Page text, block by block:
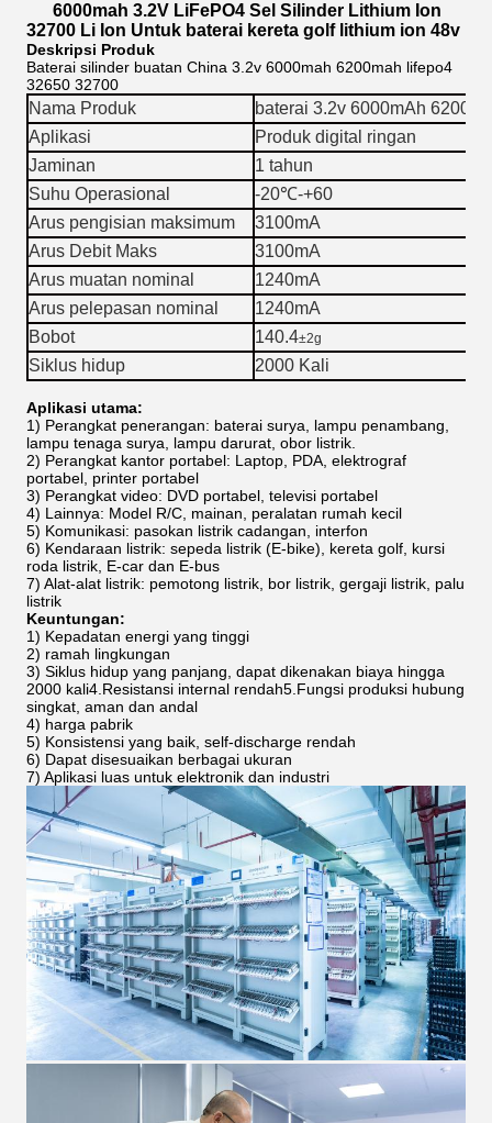
6000mah 3.2V LiFePO4 Sel Silinder Lithium Ion
32700 Li Ion Untuk baterai kereta golf lithium ion 48v
Deskripsi Produk
Baterai silinder buatan China 3.2v 6000mah 6200mah lifepo4
32650 32700
Nama Produk
baterai 3.2v 6000mAh
Aplikasi
Produk digital ringan
Jaminan
1 tahun
Suhu Operasional
-20℃-+60
Arus pengisian maksimum
3100mA
Arus Debit Maks
3100mA
Arus muatan nominal
1240mA
Arus pelepasan nominal
1240mA
Bobot
140.4±2g
Siklus hidup 2000 Kali
Aplikasi utama:
1) Perangkat penerangan: baterai surya, lampu penambang,
lampu tenaga surya, lampu darurat, obor listrik.
2) Perangkat kantor portabel: Laptop, PDA, elektrograf
portabel, printer portabel
3) Perangkat video: DVD portabel, televisi portabel
4) Lainnya: Model R/C, mainan, peralatan rumah kecil
5) Komunikasi: pasokan listrik cadangan, interfon
6) Kendaraan listrik: sepeda listrik (E-bike), kereta golf, kursi
roda listrik, E-car dan E-bus
7) Alat-alat listrik: pemotong listrik, bor listrik, gergaji listrik, palu
listrik
Keuntungan:
1) Kepadatan energi yang tinggi
2) ramah lingkungan
3) Siklus hidup yang panjang, dapat dikenakan biaya hingga
2000 kali4.Resistansi internal rendah5.Fungsi produksi hubung
singkat, aman dan andal
4) harga pabrik
5) Konsistensi yang baik, self-discharge rendah
6) Dapat disesuaikan berbagai ukuran
7) Aplikasi luas untuk elektronik dan industri